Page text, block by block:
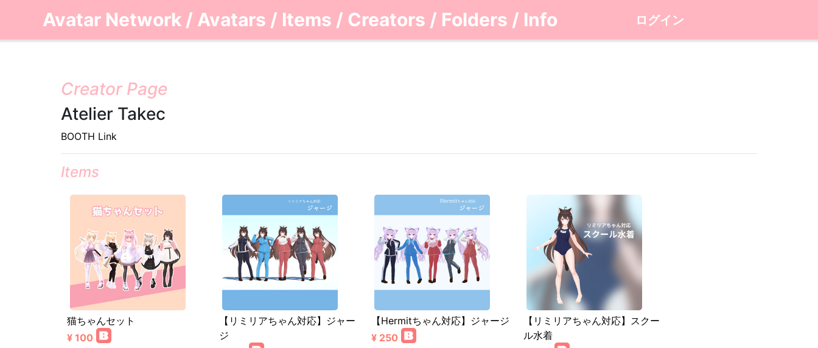
Avatar Network / Avatars / Items / Creators / Folders / Info ログイン
Creator Page
Atelier Takec
BOOTH Link
Items
猫ちゃんセット
¥ 100
【リミリアちゃん対応】ジャー
ジ
【Hermitちゃん対応】ジャージ
¥ 250
【リミリアちゃん対応】スクー
ル水着